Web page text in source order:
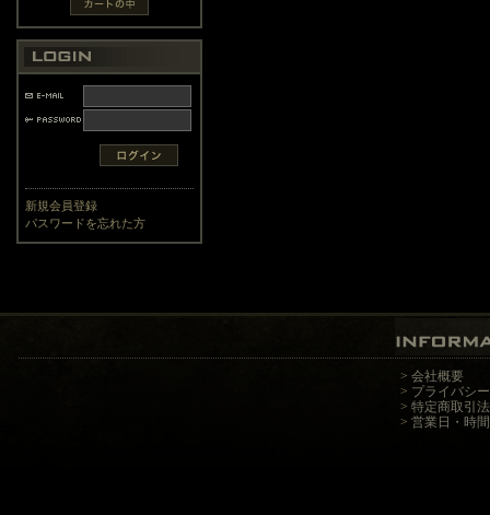
新規会員登録
パスワードを忘れた方
> 会社概要
> プライバシ
> 特定商取引
> 営業日・時